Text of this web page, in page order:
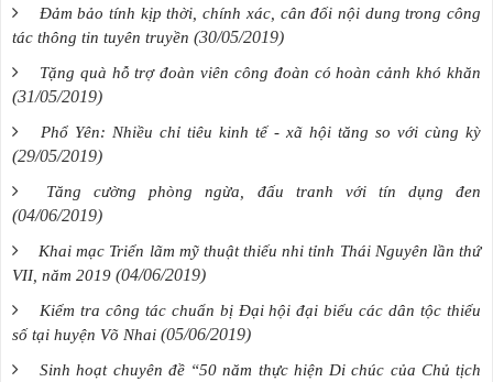
Đảm bảo tính kịp thời, chính xác, cân đối nội dung trong công
tác thông tin tuyên truyền (30/05/2019)
Tặng quà hỗ trợ đoàn viên công đoàn có hoàn cảnh khó khăn
(31/05/2019)
Phổ Yên: Nhiều chỉ tiêu kinh tế - xã hội tăng so với cùng kỳ
(29/05/2019)
Tăng cường phòng ngừa, đấu tranh với tín dụng đen
(04/06/2019)
Khai mạc Triển lãm mỹ thuật thiếu nhi tỉnh Thái Nguyên lần thứ
VII, năm 2019 (04/06/2019)
Kiểm tra công tác chuẩn bị Đại hội đại biểu các dân tộc thiểu
số tại huyện Võ Nhai (05/06/2019)
Sinh hoạt chuyên đề “50 năm thực hiện Di chúc của Chủ tịch